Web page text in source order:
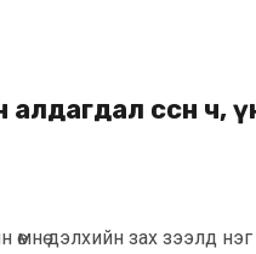
өссөн ч,
дэлхийн зах зээлд